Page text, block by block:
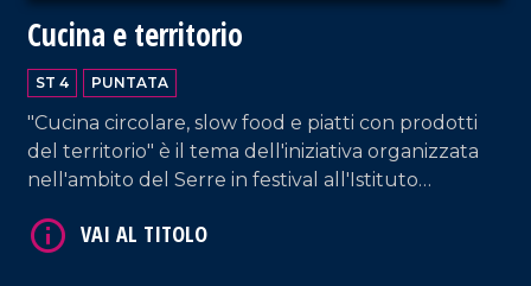
Cucina e territorio
ST 4 PUNTATA
"Cucina circolare, slow food e piatti con prodotti
del territorio" è il tema dell'iniziativa organizzata
nell'ambito del Serre in festival all'Istituto
VAI AL TITOLO